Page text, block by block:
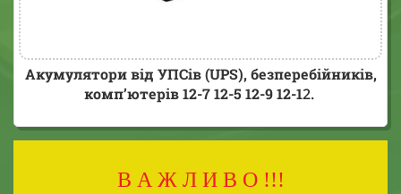
Акумулятори від УПСів (UPS), безперебійників,
комп’ютерів12-7 12-5 12-9 12-12.
В А Ж Л И В О !!!